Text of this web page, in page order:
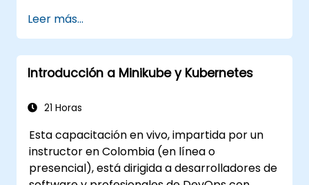
integración y despliegue continuo.
Optimizar su proceso de desarrollo
aprovechando las funcionalidades
avanzadas de Minikube.
desarrollo local con Kubernetes.
Leer más...
Introducción a Minikube y Kubernetes
21 Horas
Esta capacitación en vivo, impartida por un
instructor en Colombia (en línea o
presencial), está dirigida a desarrolladores de